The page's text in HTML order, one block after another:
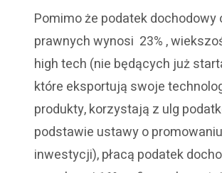
Pomimo że podatek dochodowy
prawnych wynosi 23% ,
high tech (nie będących już
które eksportują swoje
produkty, korzystają z ulg
podstawie ustawy o promowaniu
inwestycji), płacą podatek